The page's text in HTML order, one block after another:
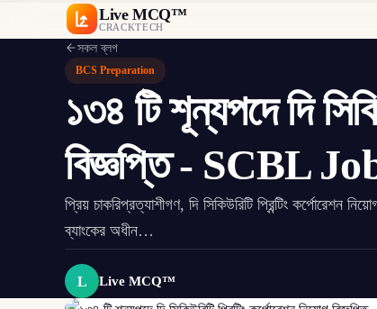
Live MCQ™
CRACKTECH
সকল ব্লগ
BCS Preparation
১৩৪ টি শূন্যপদে দি
বিজ্ঞপ্তি - SCBL
প্রিয় চাকরিপ্রত্যাশীগণ, দি সিকিউরিটি প্রিন্টিং
ব্যাংকের অধীন…
L Live MCQ™